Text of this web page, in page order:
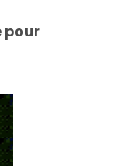
pour